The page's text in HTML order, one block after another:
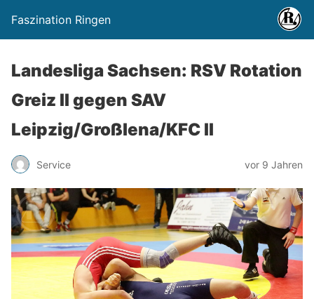
Faszination Ringen
Landesliga Sachsen: RSV Rotation
Greiz II gegen SAV
Leipzig/Großlena/KFC II
Service vor 9 Jahren